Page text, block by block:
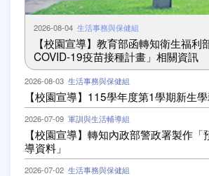
2026-08-04 生活事務與保健組
【校園宣導】教育部函轉知衛生福
COVID-19疫苗接種計畫」相關資訊
2026-08-03 生活事務與保健組
【校園宣導】115學年度第1學期新生
2026-07-09 軍訓與生活輔導組
【校園宣導】轉知內政部警政署製作
導資料」
2026-07-02 生活事務與保健組